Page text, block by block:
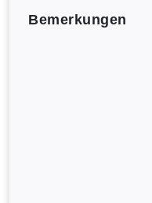
Bemerkungen